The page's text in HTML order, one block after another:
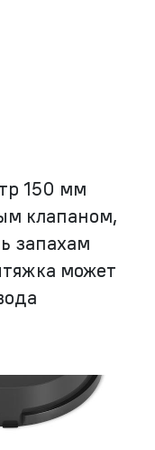
150 мм
клапаном,
запахам
может